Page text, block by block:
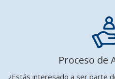
Proceso de
¿Estás interesado a ser parte